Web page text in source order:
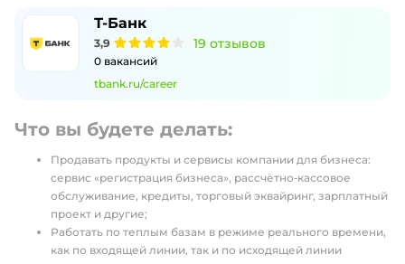
Т-Банк
3,9 19 отзывов
0 вакансий
tbank.ru/career
Что вы будете делать:
Продавать продукты и сервисы компании для бизнеса:
сервис «регистрация бизнеса», рассчётно‑кассовое
обслуживание, кредиты, торговый эквайринг, зарплатный
проект и другие;
Работать по теплым базам в режиме реального времени,
как по входящей линии, так и по исходящей линии